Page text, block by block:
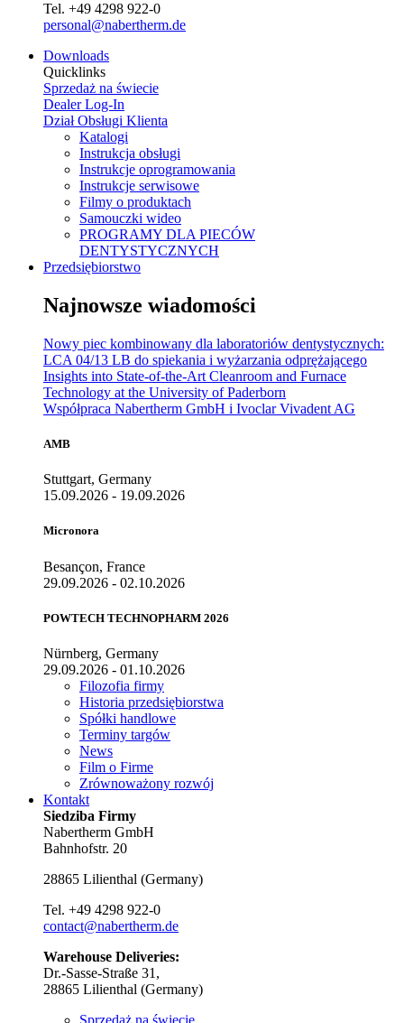
Tel. +49 4298 922-0
personal@nabertherm.de
Downloads
Quicklinks
Sprzedaż na świecie
Dealer Log-In
Dział Obsługi Klienta
Katalogi
Instrukcja obsługi
Instrukcje oprogramowania
Instrukcje serwisowe
Filmy o produktach
Samouczki wideo
PROGRAMY DLA PIECÓW
DENTYSTYCZNYCH
Przedsiębiorstwo
Najnowsze wiadomości
Nowy piec kombinowany dla laboratoriów dentystycznych:
LCA 04/13 LB do spiekania i wyżarzania odprężającego
Insights into State-of-the-Art Cleanroom and Furnace
Technology at the University of Paderborn
Współpraca Nabertherm GmbH i Ivoclar Vivadent AG
AMB
Stuttgart, Germany
15.09.2026 - 19.09.2026
Micronora
Besançon, France
29.09.2026 - 02.10.2026
POWTECH TECHNOPHARM 2026
Nürnberg, Germany
29.09.2026 - 01.10.2026
Filozofia firmy
Historia przedsiębiorstwa
Spółki handlowe
Terminy targów
News
Film o Firme
Zrównoważony rozwój
Kontakt
Siedziba Firmy
Nabertherm GmbH
Bahnhofstr. 20
28865 Lilienthal (Germany)
Tel. +49 4298 922-0
contact@nabertherm.de
Warehouse Deliveries:
Dr.-Sasse-Straße 31,
28865 Lilienthal (Germany)
Sprzedaż na świecie